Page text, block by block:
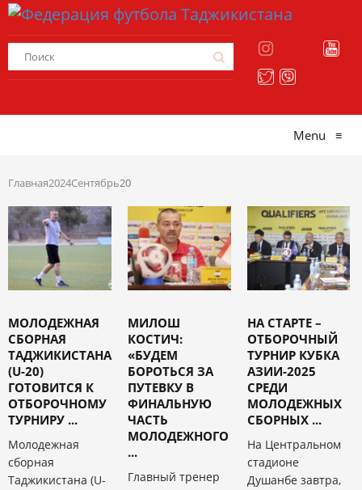
Menu ≡
Главная2024Сентябрь20
МОЛОДЕЖНАЯ
СБОРНАЯ
ТАДЖИКИСТАНА
(U-20)
ГОТОВИТСЯ К
ОТБОРОЧНОМУ
ТУРНИРУ ...
Молодежная
сборная
Таджикистана (U-
МИЛОШ
КОСТИЧ:
«БУДЕМ
БОРОТЬСЯ ЗА
ПУТЕВКУ В
ФИНАЛЬНУЮ
ЧАСТЬ
МОЛОДЕЖНОГО
...
Главный тренер
НА СТАРТЕ –
ОТБОРОЧНЫЙ
ТУРНИР КУБКА
АЗИИ-2025
СРЕДИ
МОЛОДЕЖНЫХ
СБОРНЫХ ...
На Центральном
стадионе
Душанбе завтра,